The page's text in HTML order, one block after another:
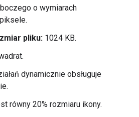
o wymiarach
pliku: 1024 KB.
dynamicznie obsługuje
równy 20% rozmiaru ikony.